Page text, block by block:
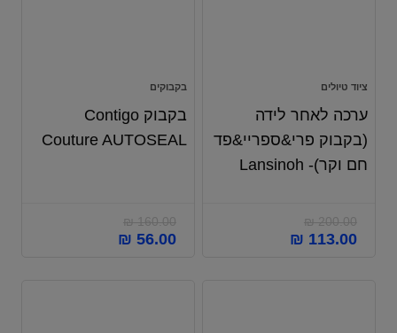
ציוד טיולים
ערכה לאחר לידה
(בקבוק פרי&ספריי&פד
חם וקר)- Lansinoh
₪200.00
₪ 113.00
בקבוקים
בקבוק Contigo
Couture AUTOSEAL
₪160.00
₪ 56.00